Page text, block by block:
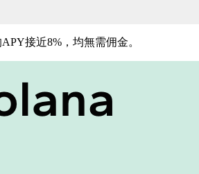
接近8%，均無需佣金。